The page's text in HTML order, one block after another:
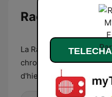
Radio M's -
La Radio 100% locale de
chroniques et info
d'hier et d'aujourd'hui